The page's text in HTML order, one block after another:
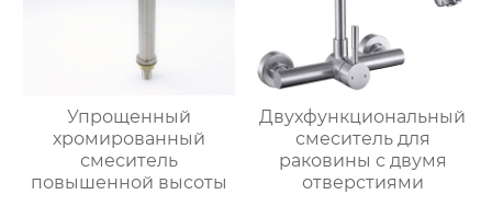
Упрощенный
хромированный
смеситель
повышенной высоты
Двухфункциональный
смеситель для
раковины с двумя
отверстиями